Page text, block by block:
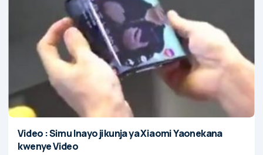
Video : Simu Inayo jikunja ya Xiaomi Yaonekana
kwenye Video